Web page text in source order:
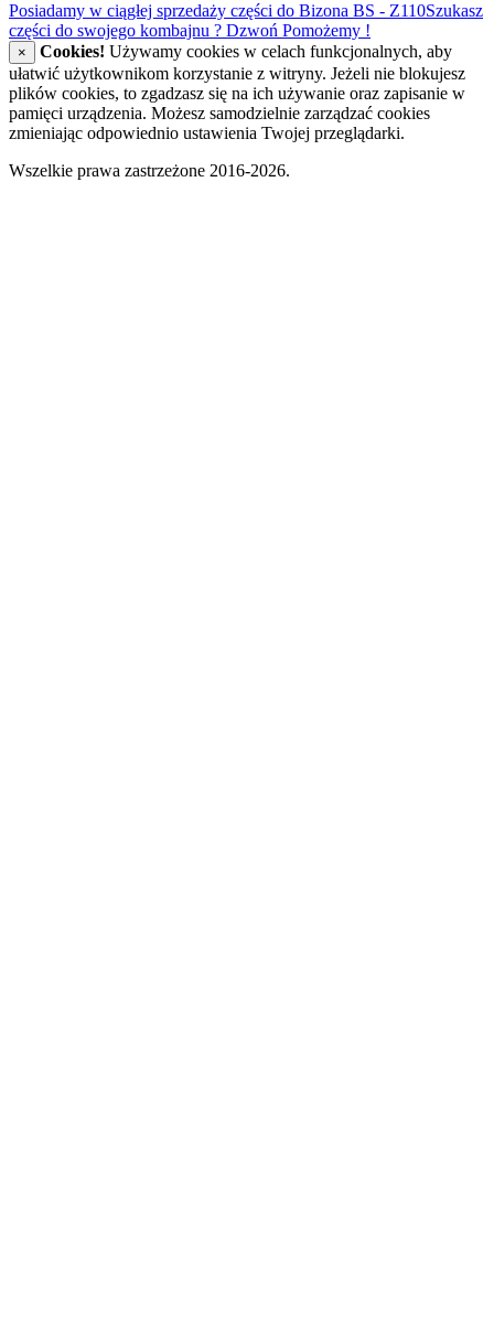
Posiadamy w ciągłej sprzedaży części do Bizona BS - Z110Szukasz
części do swojego kombajnu ? Dzwoń Pomożemy !
× Cookies! Używamy cookies w celach funkcjonalnych, aby
ułatwić użytkownikom korzystanie z witryny. Jeżeli nie blokujesz
plików cookies, to zgadzasz się na ich używanie oraz zapisanie w
pamięci urządzenia. Możesz samodzielnie zarządzać cookies
zmieniając odpowiednio ustawienia Twojej przeglądarki.
Wszelkie prawa zastrzeżone 2016-2026.